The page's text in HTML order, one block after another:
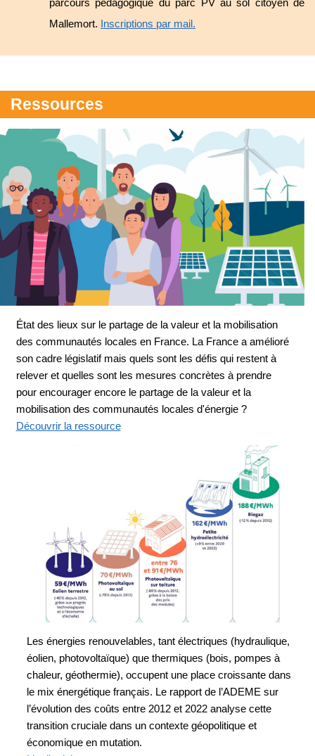
parcours pédagogique du parc PV au sol citoyen de
Mallemort. Inscriptions par mail.
Ressources
État des lieux sur le partage de la valeur et la mobilisation
des communautés locales en France. La France a amélioré
son cadre législatif mais quels sont les défis qui restent à
relever et quelles sont les mesures concrètes à prendre
pour encourager encore le partage de la valeur et la
mobilisation des communautés locales d'énergie ?
Découvrir la ressource
Les énergies renouvelables, tant électriques (hydraulique,
éolien, photovoltaïque) que thermiques (bois, pompes à
chaleur, géothermie), occupent une place croissante dans
le mix énergétique français. Le rapport de l’ADEME sur
l’évolution des coûts entre 2012 et 2022 analyse cette
transition cruciale dans un contexte géopolitique et
économique en mutation.